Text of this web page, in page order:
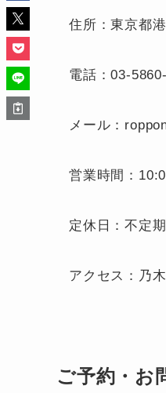
住所：東京都
電話：03-
メール：
営業時間：
定休日：不定期
アクセス：乃
ご予約・お